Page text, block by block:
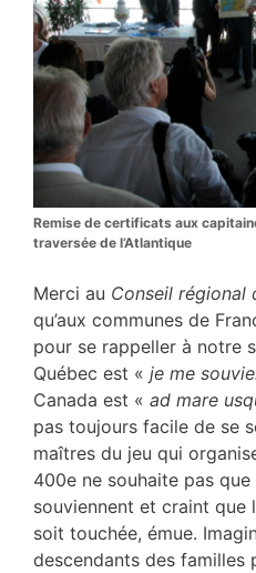
Remise de certificats aux
traversée de l’Atlantique
Merci au Conseil régional
qu’aux communes de
pour se rappeller à notre
Québec est « je me
Canada est « ad mare
pas toujours facile de se
maîtres du jeu qui
400e ne souhaite pas
souviennent et craint
soit touchée, émue.
descendants des familles